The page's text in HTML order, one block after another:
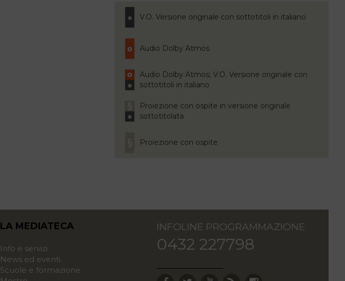
V.O. Versione originale con sottotitoli in italiano
Audio Dolby Atmos
Audio Dolby Atmos; V.O. Versione originale con
sottotitoli in italiano
Proiezione con ospite in versione originale
sottotitolata
Proiezione con ospite
LA MEDIATECA
Info e servizi
News ed eventi
Scuole e formazione
INFOLINE PROGRAMMAZIONE
0432 227798